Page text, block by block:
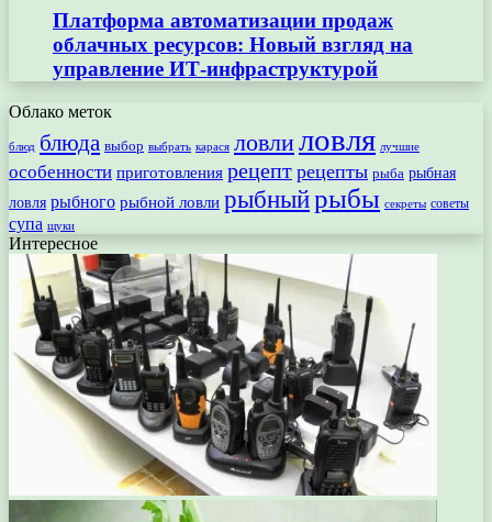
Платформа автоматизации продаж
облачных ресурсов: Новый взгляд на
управление ИТ-инфраструктурой
Облако меток
блюд блюда выбор выбрать карася ловлиловля лучшие
особенности приготовления рецепт рецепты рыба рыбная
ловля рыбного рыбной ловли рыбныйрыбы секреты советы
супа щуки
Интересное